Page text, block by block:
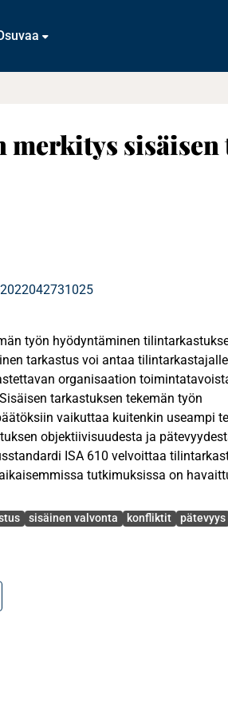
sisäisen
työn hyödyntäminen
tarkastus voi antaa tilintarkastajalle
organisaation
tarkastuksen tekemän työn
vaikuttaa kuitenkin useampi
objektiivisuudesta ja
ISA 610 velvoittaa
tutkimuksissa on
konfliktinhallintatavat. Tilintarkastajat
joiden seurauksena
tilintarkastajien
tekijöitä sekä tilintarkastajien
sisäinen valvonta konfliktit
pätevyys